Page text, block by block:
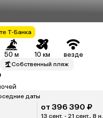
Т-Банка
50 м 10 км везде
Собственный пляж
даты
от 396 390 ₽
13 сент. - 21 сент., 8 н.